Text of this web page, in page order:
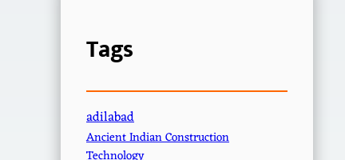
Tags
adilabad
Ancient Indian Construction
Technology